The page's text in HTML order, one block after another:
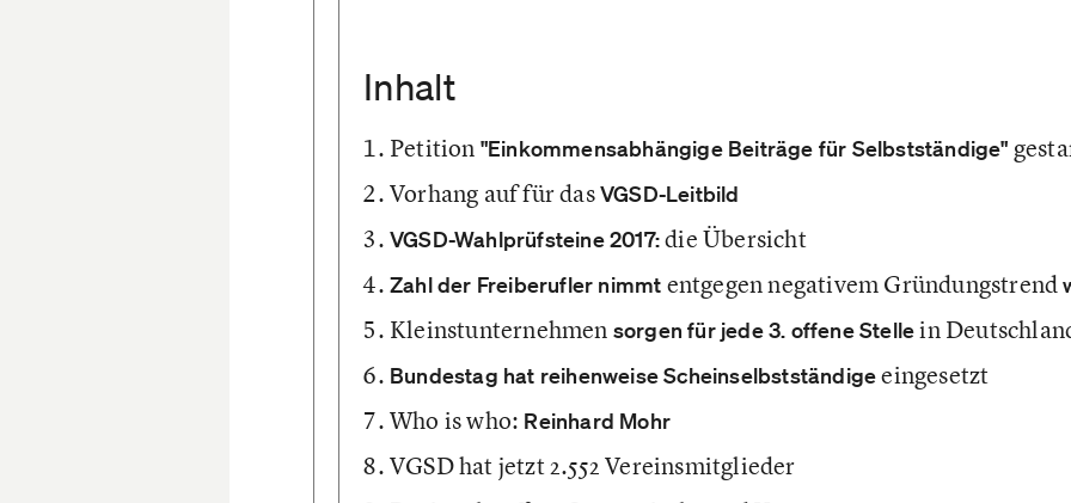
Inhalt
Petition "Einkommensabhängige Beiträge für Selbstständige"
Vorhang auf für dasVGSD-Leitbild
VGSD-Wahlprüfsteine 2017:die Übersicht
Zahl der Freiberufler nimmt entgegen negativem Gründungstrend
Kleinstunternehmen sorgen für jede 3. offene Stellein
Bundestag hat reihenweise Scheinselbstständigeeingesetzt
Who is who: Reinhard Mohr
VGSD hat jetzt 2.552 Vereinsmitglieder